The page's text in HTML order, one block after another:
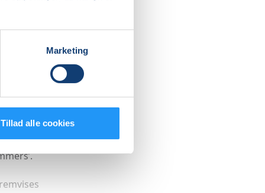
Marketing
Tillad alle cookies
skal
de